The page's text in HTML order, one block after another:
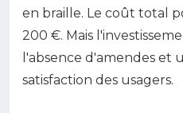
en braille. Le coût total
200 €. Mais
l'absence d'amendes et
satisfaction des usagers.